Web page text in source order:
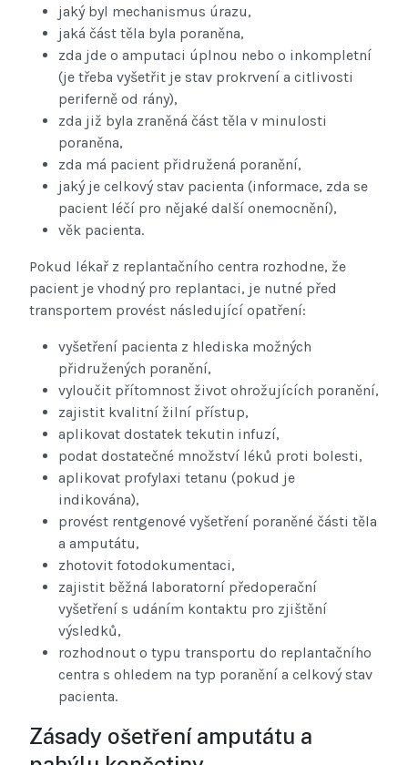
jaký byl mechanismus úrazu,
jaká část těla byla poraněna,
zda jde o amputaci úplnou nebo o inkompletní
(je třeba vyšetřit je stav prokrvení a citlivosti
periferně od rány),
zda již byla zraněná část těla v minulosti
poraněna,
zda má pacient přidružená poranění,
jaký je celkový stav pacienta (informace, zda se
pacient léčí pro nějaké další onemocnění),
věk pacienta.
Pokud lékař z replantačního centra rozhodne, že
pacient je vhodný pro replantaci, je nutné před
transportem provést následující opatření:
vyšetření pacienta z hlediska možných
přidružených poranění,
vyloučit přítomnost život ohrožujících poranění,
zajistit kvalitní žilní přístup,
aplikovat dostatek tekutin infuzí,
podat dostatečné množství léků proti bolesti,
aplikovat profylaxi tetanu (pokud je
indikována),
provést rentgenové vyšetření poraněné části těla
a amputátu,
zhotovit fotodokumentaci,
zajistit běžná laboratorní předoperační
vyšetření s udáním kontaktu pro zjištění
výsledků,
rozhodnout o typu transportu do replantačního
centra s ohledem na typ poranění a celkový stav
pacienta.
Zásady ošetření amputátu a